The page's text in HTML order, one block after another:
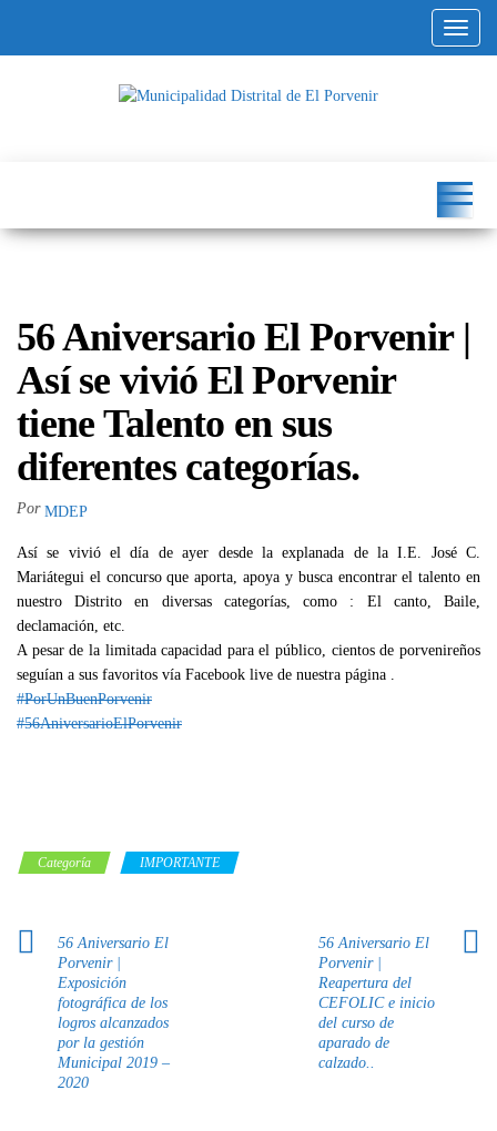
56 Aniversario El Porvenir |
Así se vivió El Porvenir
tiene Talento en sus
diferentes categorías.
Por MDEP
Así se vivió el día de ayer desde la explanada de la I.E. José C.
Mariátegui el concurso que aporta, apoya y busca encontrar el talento en
nuestro Distrito en diversas categorías, como : El canto, Baile,
declamación, etc.
A pesar de la limitada capacidad para el público, cientos de porvenireños
seguían a sus favoritos vía Facebook live de nuestra página .
#PorUnBuenPorvenir
#56AniversarioElPorvenir
Categoría IMPORTANTE
56 Aniversario El
Porvenir |
Exposición
fotográfica de los
logros alcanzados
por la gestión
Municipal 2019 –
2020
56 Aniversario El
Porvenir |
Reapertura del
CEFOLIC e inicio
del curso de
aparado de
calzado..